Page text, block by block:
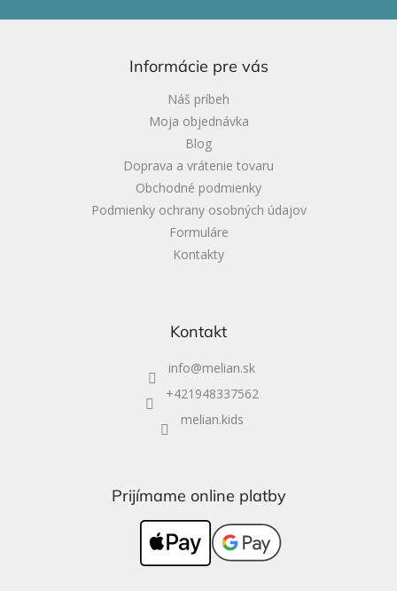
Informácie pre vás
Náš príbeh
Moja objednávka
Blog
Doprava a vrátenie tovaru
Obchodné podmienky
Podmienky ochrany osobných údajov
Formuláre
Kontakty
Kontakt
info@melian.sk
+421948337562
melian.kids
Prijímame online platby